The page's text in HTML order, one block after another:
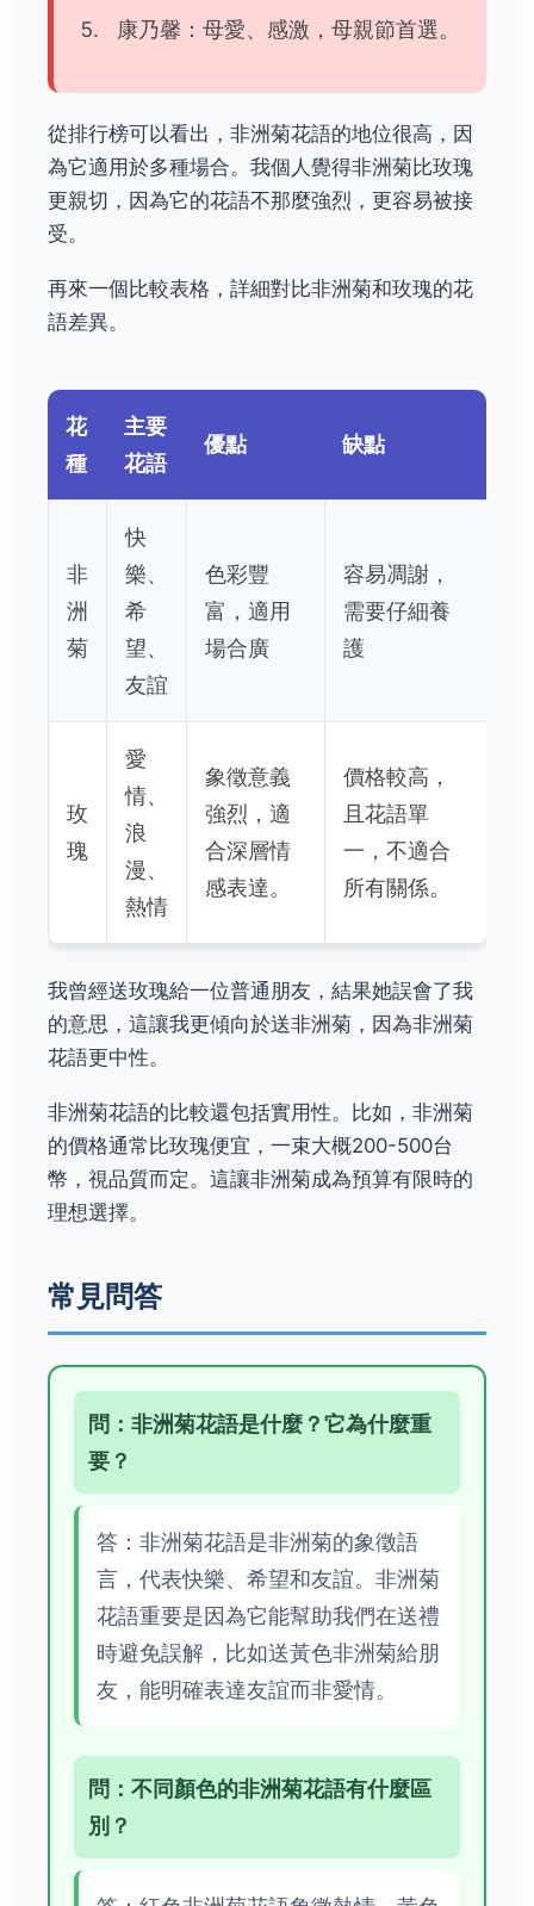
康乃馨：母愛、感激，母親節首選。
從排行榜可以看出，非洲菊花語的地位很高，因
為它適用於多種場合。我個人覺得非洲菊比玫瑰
更親切，因為它的花語不那麼強烈，更容易被接
受。
再來一個比較表格，詳細對比非洲菊和玫瑰的花
語差異。
花
種
主要
花語
優點 缺點
非
洲
菊
快
樂、
希
望、
友誼
色彩豐
富，適用
場合廣
容易凋謝，
需要仔細養
護
玫
瑰
愛
情、
浪
漫、
熱情
象徵意義
強烈，適
合深層情
感表達。
價格較高，
且花語單
一，不適合
所有關係。
我曾經送玫瑰給一位普通朋友，結果她誤會了我
的意思，這讓我更傾向於送非洲菊，因為非洲菊
花語更中性。
非洲菊花語的比較還包括實用性。比如，非洲菊
的價格通常比玫瑰便宜，一束大概200-500台
幣，視品質而定。這讓非洲菊成為預算有限時的
理想選擇。
常見問答
問：非洲菊花語是什麼？它為什麼重
要？
答：非洲菊花語是非洲菊的象徵語
言，代表快樂、希望和友誼。非洲菊
花語重要是因為它能幫助我們在送禮
時避免誤解，比如送黃色非洲菊給朋
友，能明確表達友誼而非愛情。
問：不同顏色的非洲菊花語有什麼區
別？